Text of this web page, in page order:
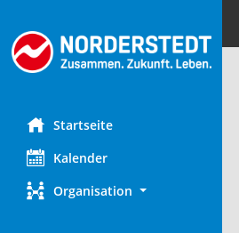
Startseite
Kalender
Organisation